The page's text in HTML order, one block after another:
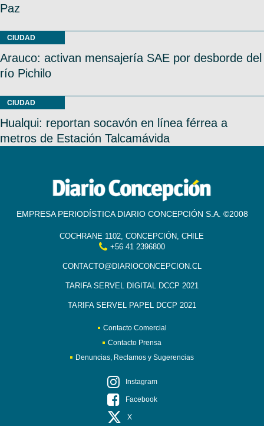
Paz
CIUDAD
Arauco: activan mensajería SAE por desborde del
río Pichilo
CIUDAD
Hualqui: reportan socavón en línea férrea a
metros de Estación Talcamávida
EMPRESA PERIODÍSTICA DIARIO CONCEPCIÓN S.A. ©2008
COCHRANE 1102, CONCEPCIÓN, CHILE
+56 41 2396800
CONTACTO@DIARIOCONCEPCION.CL
TARIFA SERVEL DIGITAL DCCP 2021
TARIFA SERVEL PAPEL DCCP 2021
Contacto Comercial
Contacto Prensa
Denuncias, Reclamos y Sugerencias
Instagram
Facebook
X